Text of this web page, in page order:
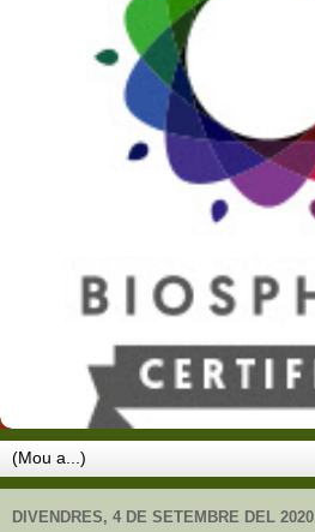
DIVENDRES, 4 DE SETEMBRE DEL 2020